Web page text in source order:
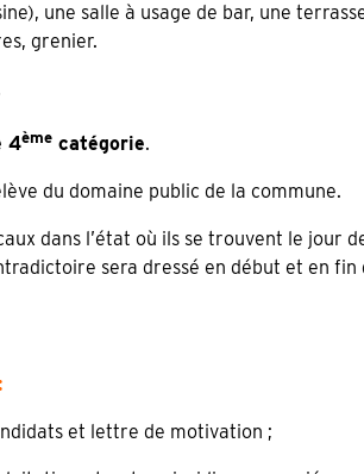
une salle à usage de bar, une
grenier.
4ème catégorie.
du domaine public de la commune.
dans l’état où ils se trouvent le
sera dressé en début et en fin
et lettre de motivation ;